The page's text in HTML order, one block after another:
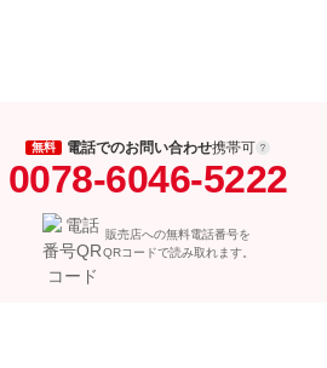
無料 電話でのお問い合わせ携帯可
0078-6046-5222
販売店への無料電話番号を
QRコードで読み取れます。